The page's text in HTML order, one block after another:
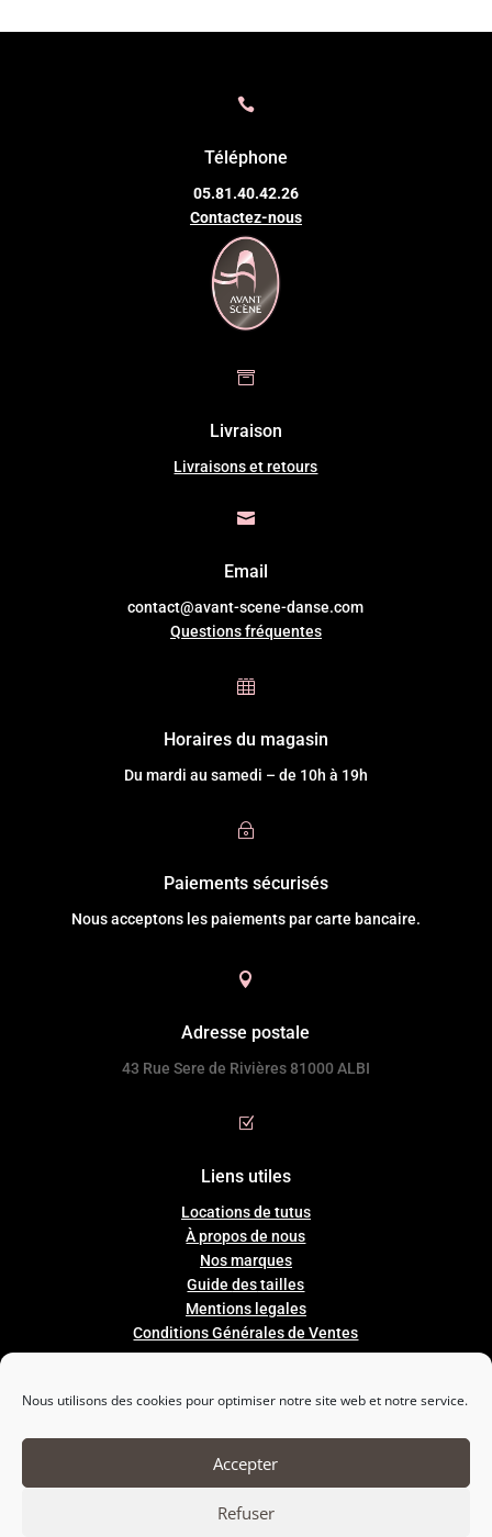
Nous utilisons des cookies pour optimiser notre site web et notre service.
Accepter
Refuser

Téléphone
05.81.40.42.26
Contactez-nous

Livraison
Livraisons et retours

Email
contact@avant-scene-danse.com
Questions fréquentes

Horaires du magasin
Du mardi au samedi – de 10h à 19h
~
Paiements sécurisés
Nous acceptons les paiements par carte bancaire.

Adresse postale
43 Rue Sere de Rivières 81000 ALBI
Z
Liens utiles
Locations de tutus
À propos de nous
Nos marques
Guidedestailles
Mentions legales
Conditions Générales de Ventes

Nous suivre